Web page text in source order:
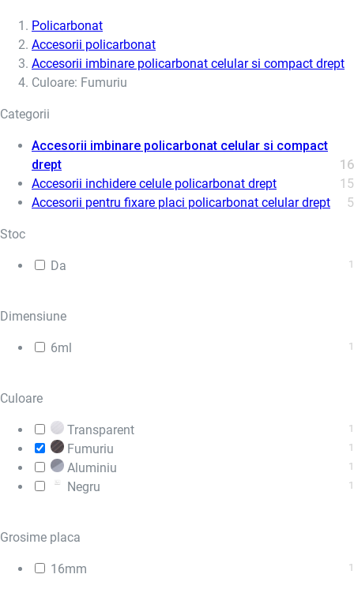
Policarbonat
Accesorii policarbonat
Accesorii imbinare policarbonat celular si compact drept
Culoare: Fumuriu
Categorii
Accesorii imbinare policarbonat celular si compact
drept
16
Accesorii inchidere celule policarbonat drept
15
Accesorii pentru fixare placi policarbonat celular drept
5
Stoc
Da 1
Dimensiune
6ml 1
Culoare
Transparent 1
Fumuriu 1
Aluminiu 1
Negru 1
Grosime placa
16mm 1